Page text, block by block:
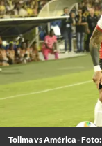
Tolima vs América - Foto: